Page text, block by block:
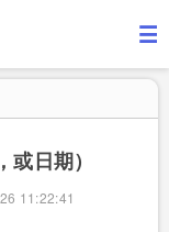
日期）
11:22:41